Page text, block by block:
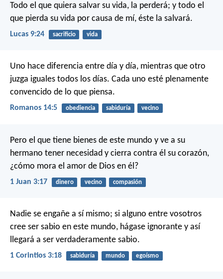
Todo el que quiera salvar su vida, la perderá; y todo el
que pierda su vida por causa de mí, éste la salvará.
Lucas 9:24 sacrificio vida
Uno hace diferencia entre día y día, mientras que otro
juzga iguales todos los días. Cada uno esté plenamente
convencido de lo que piensa.
Romanos 14:5 obediencia sabiduría vecino
Pero el que tiene bienes de este mundo y ve a su
hermano tener necesidad y cierra contra él su corazón,
¿cómo mora el amor de Dios en él?
1 Juan 3:17 dinero vecino compasión
Nadie se engañe a sí mismo; si alguno entre vosotros
cree ser sabio en este mundo, hágase ignorante y así
llegará a ser verdaderamente sabio.
1 Corintios 3:18 sabiduría mundo egoísmo